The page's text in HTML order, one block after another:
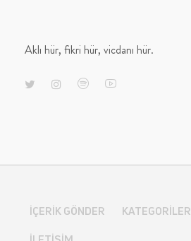
Aklı hür, fikri hür, vicdanı hür.
İÇERIK GÖNDER KATEGORILER